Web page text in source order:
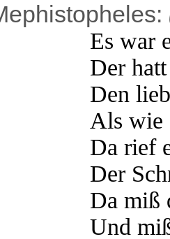
Es war
Der hatt
Den liebt´
Als wie
Da rief er
Der
Da miß dem
Und miß